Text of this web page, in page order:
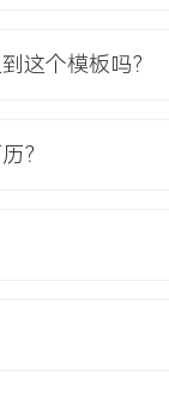
均处理知识查询请
作权，并作为关键
这个模板吗？
？